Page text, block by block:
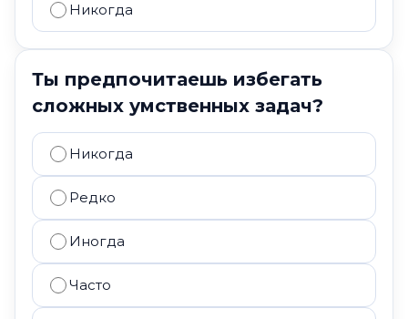
Никогда
Ты предпочитаешь избегать
сложных умственных задач?
Никогда
Редко
Иногда
Часто